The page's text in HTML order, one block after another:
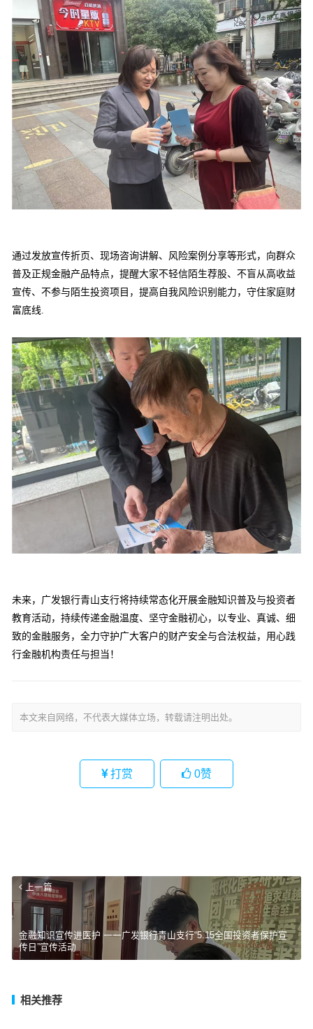
通过发放宣传折页、现场咨询讲解、风险案例分享等形式，向群众
普及正规金融产品特点，提醒大家不轻信陌生荐股、不盲从高收益
宣传、不参与陌生投资项目，提高自我风险识别能力，守住家庭财
富底线.
未来，广发银行青山支行将持续常态化开展金融知识普及与投资者
教育活动，持续传递金融温度、坚守金融初心，以专业、真诚、细
致的金融服务，全力守护广大客户的财产安全与合法权益，用心践
行金融机构责任与担当！
本文来自网络，不代表大媒体立场，转载请注明出处。
打赏 0赞
上一篇
金融知识宣传进医护 一一广发银行青山支行“5.15全国投资者保护宣
传日”宣传活动
相关推荐